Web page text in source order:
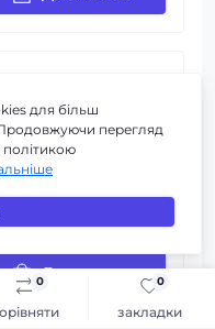
0
закладки
0
До кошика
П2-30
p-l#П2-30
грн.
До кошика
для більш
перегляд
політикою